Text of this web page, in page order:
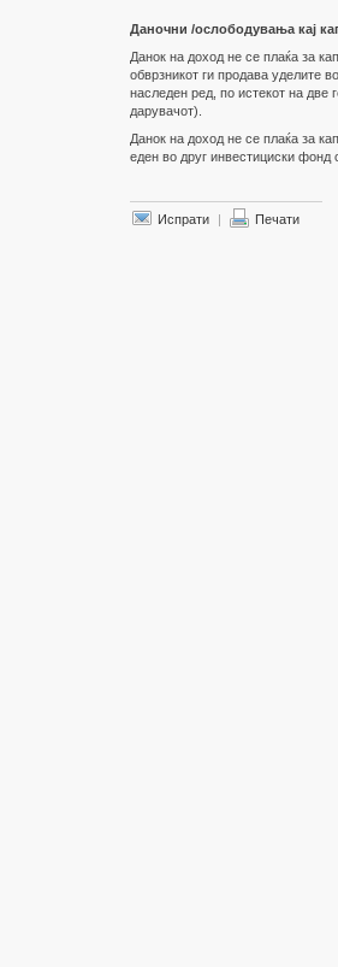
Даночни /ослободувања кај
Данок на доход не се плаќа за
oбврзникот ги продава уделите
наследен ред, по истекот на две
дарувачот).
Данок на доход не се плаќа за
еден во друг инвестициски
Испрати | Печати